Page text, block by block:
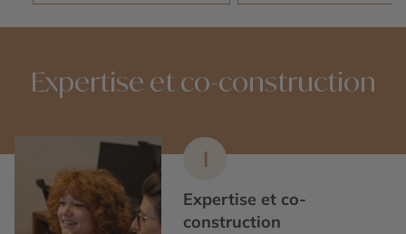
Expertise et co-construction
1
Expertise et co-
construction